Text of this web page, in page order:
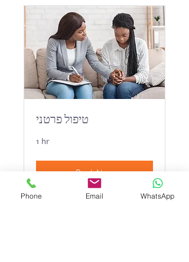
טיפול פרטני
1 hr
Book Now
Phone Email WhatsApp